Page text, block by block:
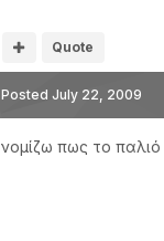
Quote
Posted July 22, 2009
νομίζω πως το παλιό